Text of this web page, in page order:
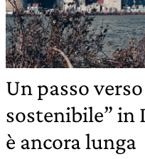
Un passo
sostenibile” in
è ancora lunga